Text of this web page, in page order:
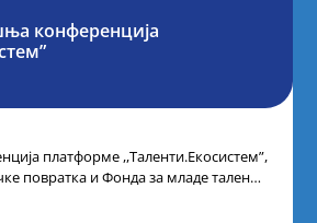
конференција
платформе ,,Таленти.Екосистем”,
повратка и Фонда за младе таленте